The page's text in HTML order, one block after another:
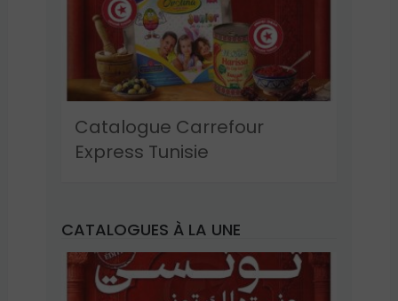
Catalogue Carrefour
Express Tunisie
CATALOGUES À LA UNE